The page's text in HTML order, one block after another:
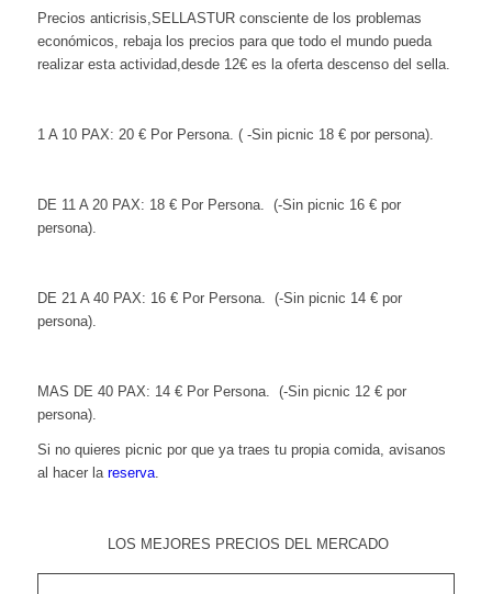
Precios anticrisis,SELLASTUR consciente de los problemas
económicos, rebaja los precios para que todo el mundo pueda
realizar esta actividad,desde 12€ es la oferta descenso del sella.
1 A 10 PAX: 20 € Por Persona. ( -Sin picnic 18 € por persona).
DE 11 A 20 PAX: 18 € Por Persona. (-Sin picnic 16 € por
persona).
DE 21 A 40 PAX: 16 € Por Persona. (-Sin picnic 14 € por
persona).
MAS DE 40 PAX: 14 € Por Persona. (-Sin picnic 12 € por
persona).
Si no quieres picnic por que ya traes tu propia comida, avisanos
al hacer lareserva.
LOS MEJORES PRECIOS DEL MERCADO